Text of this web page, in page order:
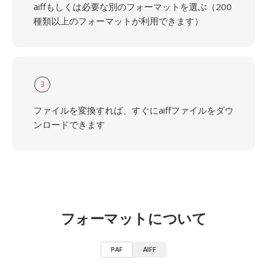
aiffもしくは必要な別のフォーマットを選ぶ（200
種類以上のフォーマットが利用できます）
3
ファイルを変換すれば、すぐにaiffファイルをダウ
ンロードできます
フォーマットについて
PAF AIFF